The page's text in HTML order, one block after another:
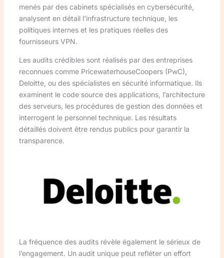
menés par des cabinets spécialisés en cybersécurité,
analysent en détail l’infrastructure technique, les
politiques internes et les pratiques réelles des
fournisseurs VPN.
Les audits crédibles sont réalisés par des entreprises
reconnues comme PricewaterhouseCoopers (PwC),
Deloitte, ou des spécialistes en sécurité informatique. Ils
examinent le code source des applications, l’architecture
des serveurs, les procédures de gestion des données et
interrogent le personnel technique. Les résultats
détaillés doivent être rendus publics pour garantir la
transparence.
La fréquence des audits révèle également le sérieux de
l’engagement. Un audit unique peut refléter un effort